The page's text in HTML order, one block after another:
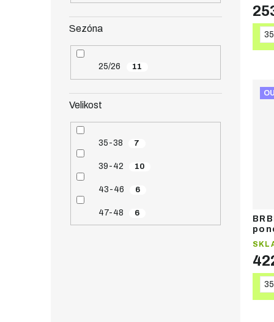
Velikost
35-38 7
39-42 10
43-46 6
47-48 6
Sezóna
25/26 11